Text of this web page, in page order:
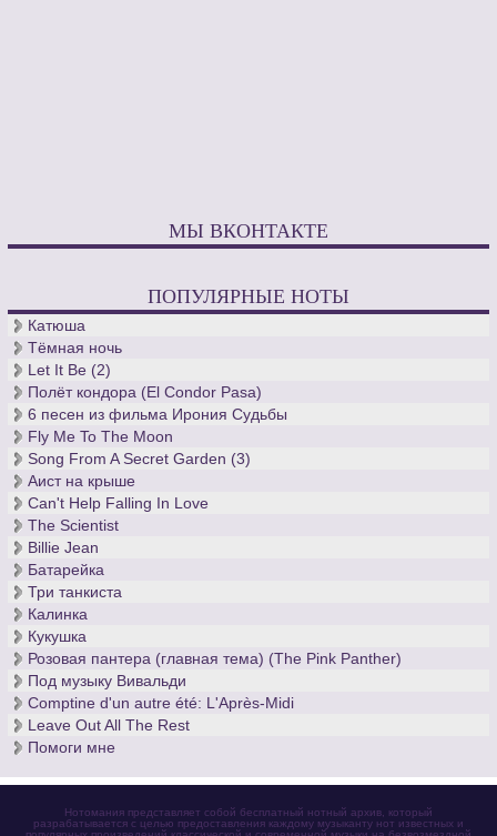
МЫ ВКОНТАКТЕ
ПОПУЛЯРНЫЕ НОТЫ
Катюша
Тёмная ночь
Let It Be (2)
Полёт кондора (El Condor Pasa)
6 песен из фильма Ирония Судьбы
Fly Me To The Moon
Song From A Secret Garden (3)
Аист на крыше
Can't Help Falling In Love
The Scientist
Billie Jean
Батарейка
Три танкиста
Калинка
Кукушка
Розовая пантера (главная тема) (The Pink Panther)
Под музыку Вивальди
Comptine d'un autre été: L'Après-Midi
Leave Out All The Rest
Помоги мне
Нотомания представляет собой бесплатный нотный архив, который
разрабатывается с целью предоставления каждому музыканту нот известных и